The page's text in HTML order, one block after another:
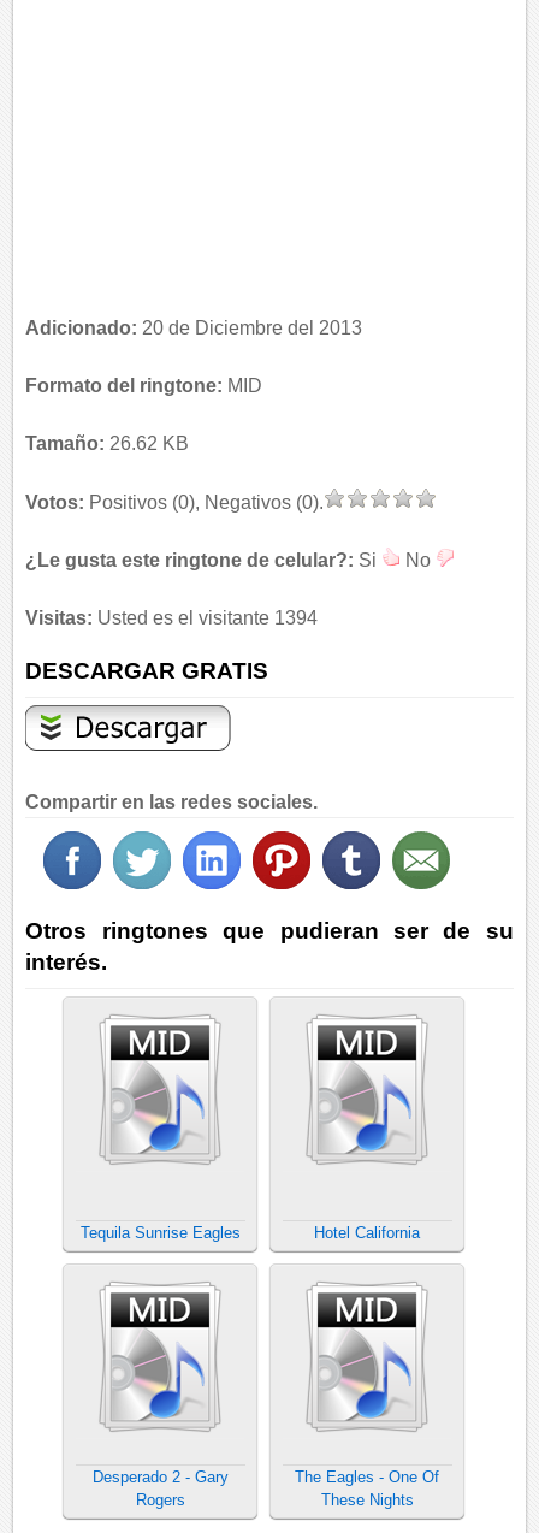
Adicionado: 20 de Diciembre del 2013
Formato del ringtone: MID
Tamaño: 26.62 KB
Votos: Positivos (0), Negativos (0).
¿Le gusta este ringtone de celular?: Si No
Visitas: Usted es el visitante 1394
DESCARGAR GRATIS
Compartir en las redes sociales.
Otros ringtones que pudieran ser de su
interés.
Tequila Sunrise Eagles Hotel California
Desperado 2 - Gary
Rogers
The Eagles - One Of
These Nights